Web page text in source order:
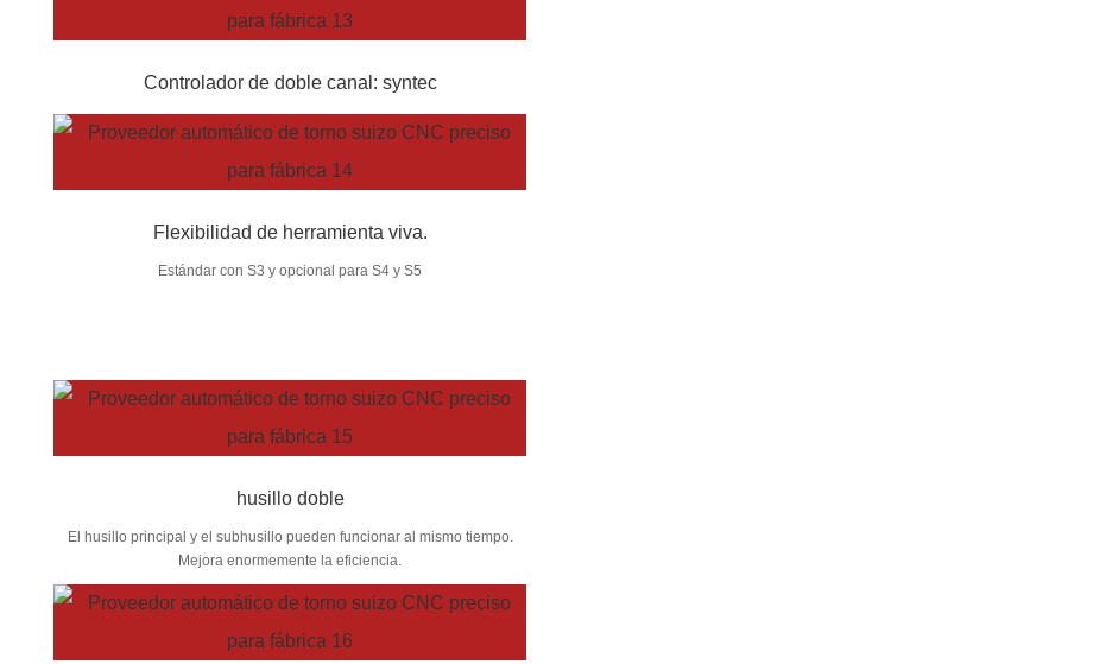
Controlador de doble canal: syntec
Flexibilidad de herramienta viva.
Estándar con S3 y opcional para S4 y S5
husillo doble
El husillo principal y el subhusillo pueden funcionar al mismo tiempo.
Mejora enormemente la eficiencia.